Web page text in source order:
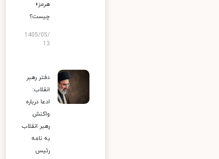
هرمز»
چیست؟
1405/05/
13
دفتر رهبر
انقلاب:
ادعا درباره
واکنش
رهبر انقلاب
به نامه
رئیس